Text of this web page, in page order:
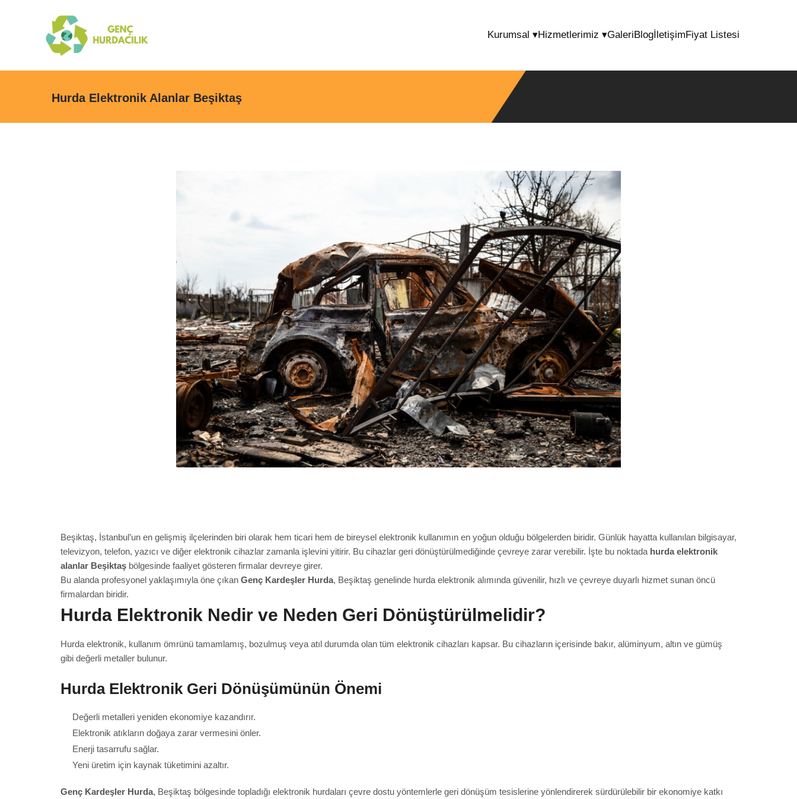
Kurumsal ▾Hizmetlerimiz ▾GaleriBlogİletişimFiyat Listesi
Hurda Elektronik Alanlar Beşiktaş
Beşiktaş, İstanbul’un en gelişmiş ilçelerinden biri olarak hem ticari hem de bireysel elektronik kullanımın en yoğun olduğu bölgelerden biridir. Günlük hayatta kullanılan bilgisayar,
televizyon, telefon, yazıcı ve diğer elektronik cihazlar zamanla işlevini yitirir. Bu cihazlar geri dönüştürülmediğinde çevreye zarar verebilir. İşte bu noktada hurda elektronik
alanlar Beşiktaş bölgesinde faaliyet gösteren firmalar devreye girer.
Bu alanda profesyonel yaklaşımıyla öne çıkan Genç Kardeşler Hurda, Beşiktaş genelinde hurda elektronik alımında güvenilir, hızlı ve çevreye duyarlı hizmet sunan öncü
firmalardan biridir.
Hurda Elektronik Nedir ve Neden Geri Dönüştürülmelidir?
Hurda elektronik, kullanım ömrünü tamamlamış, bozulmuş veya atıl durumda olan tüm elektronik cihazları kapsar. Bu cihazların içerisinde bakır, alüminyum, altın ve gümüş
gibi değerli metaller bulunur.
Hurda Elektronik Geri Dönüşümünün Önemi
Değerli metalleri yeniden ekonomiye kazandırır.
Elektronik atıkların doğaya zarar vermesini önler.
Enerji tasarrufu sağlar.
Yeni üretim için kaynak tüketimini azaltır.
Genç Kardeşler Hurda, Beşiktaş bölgesinde topladığı elektronik hurdaları çevre dostu yöntemlerle geri dönüşüm tesislerine yönlendirerek sürdürülebilir bir ekonomiye katkı